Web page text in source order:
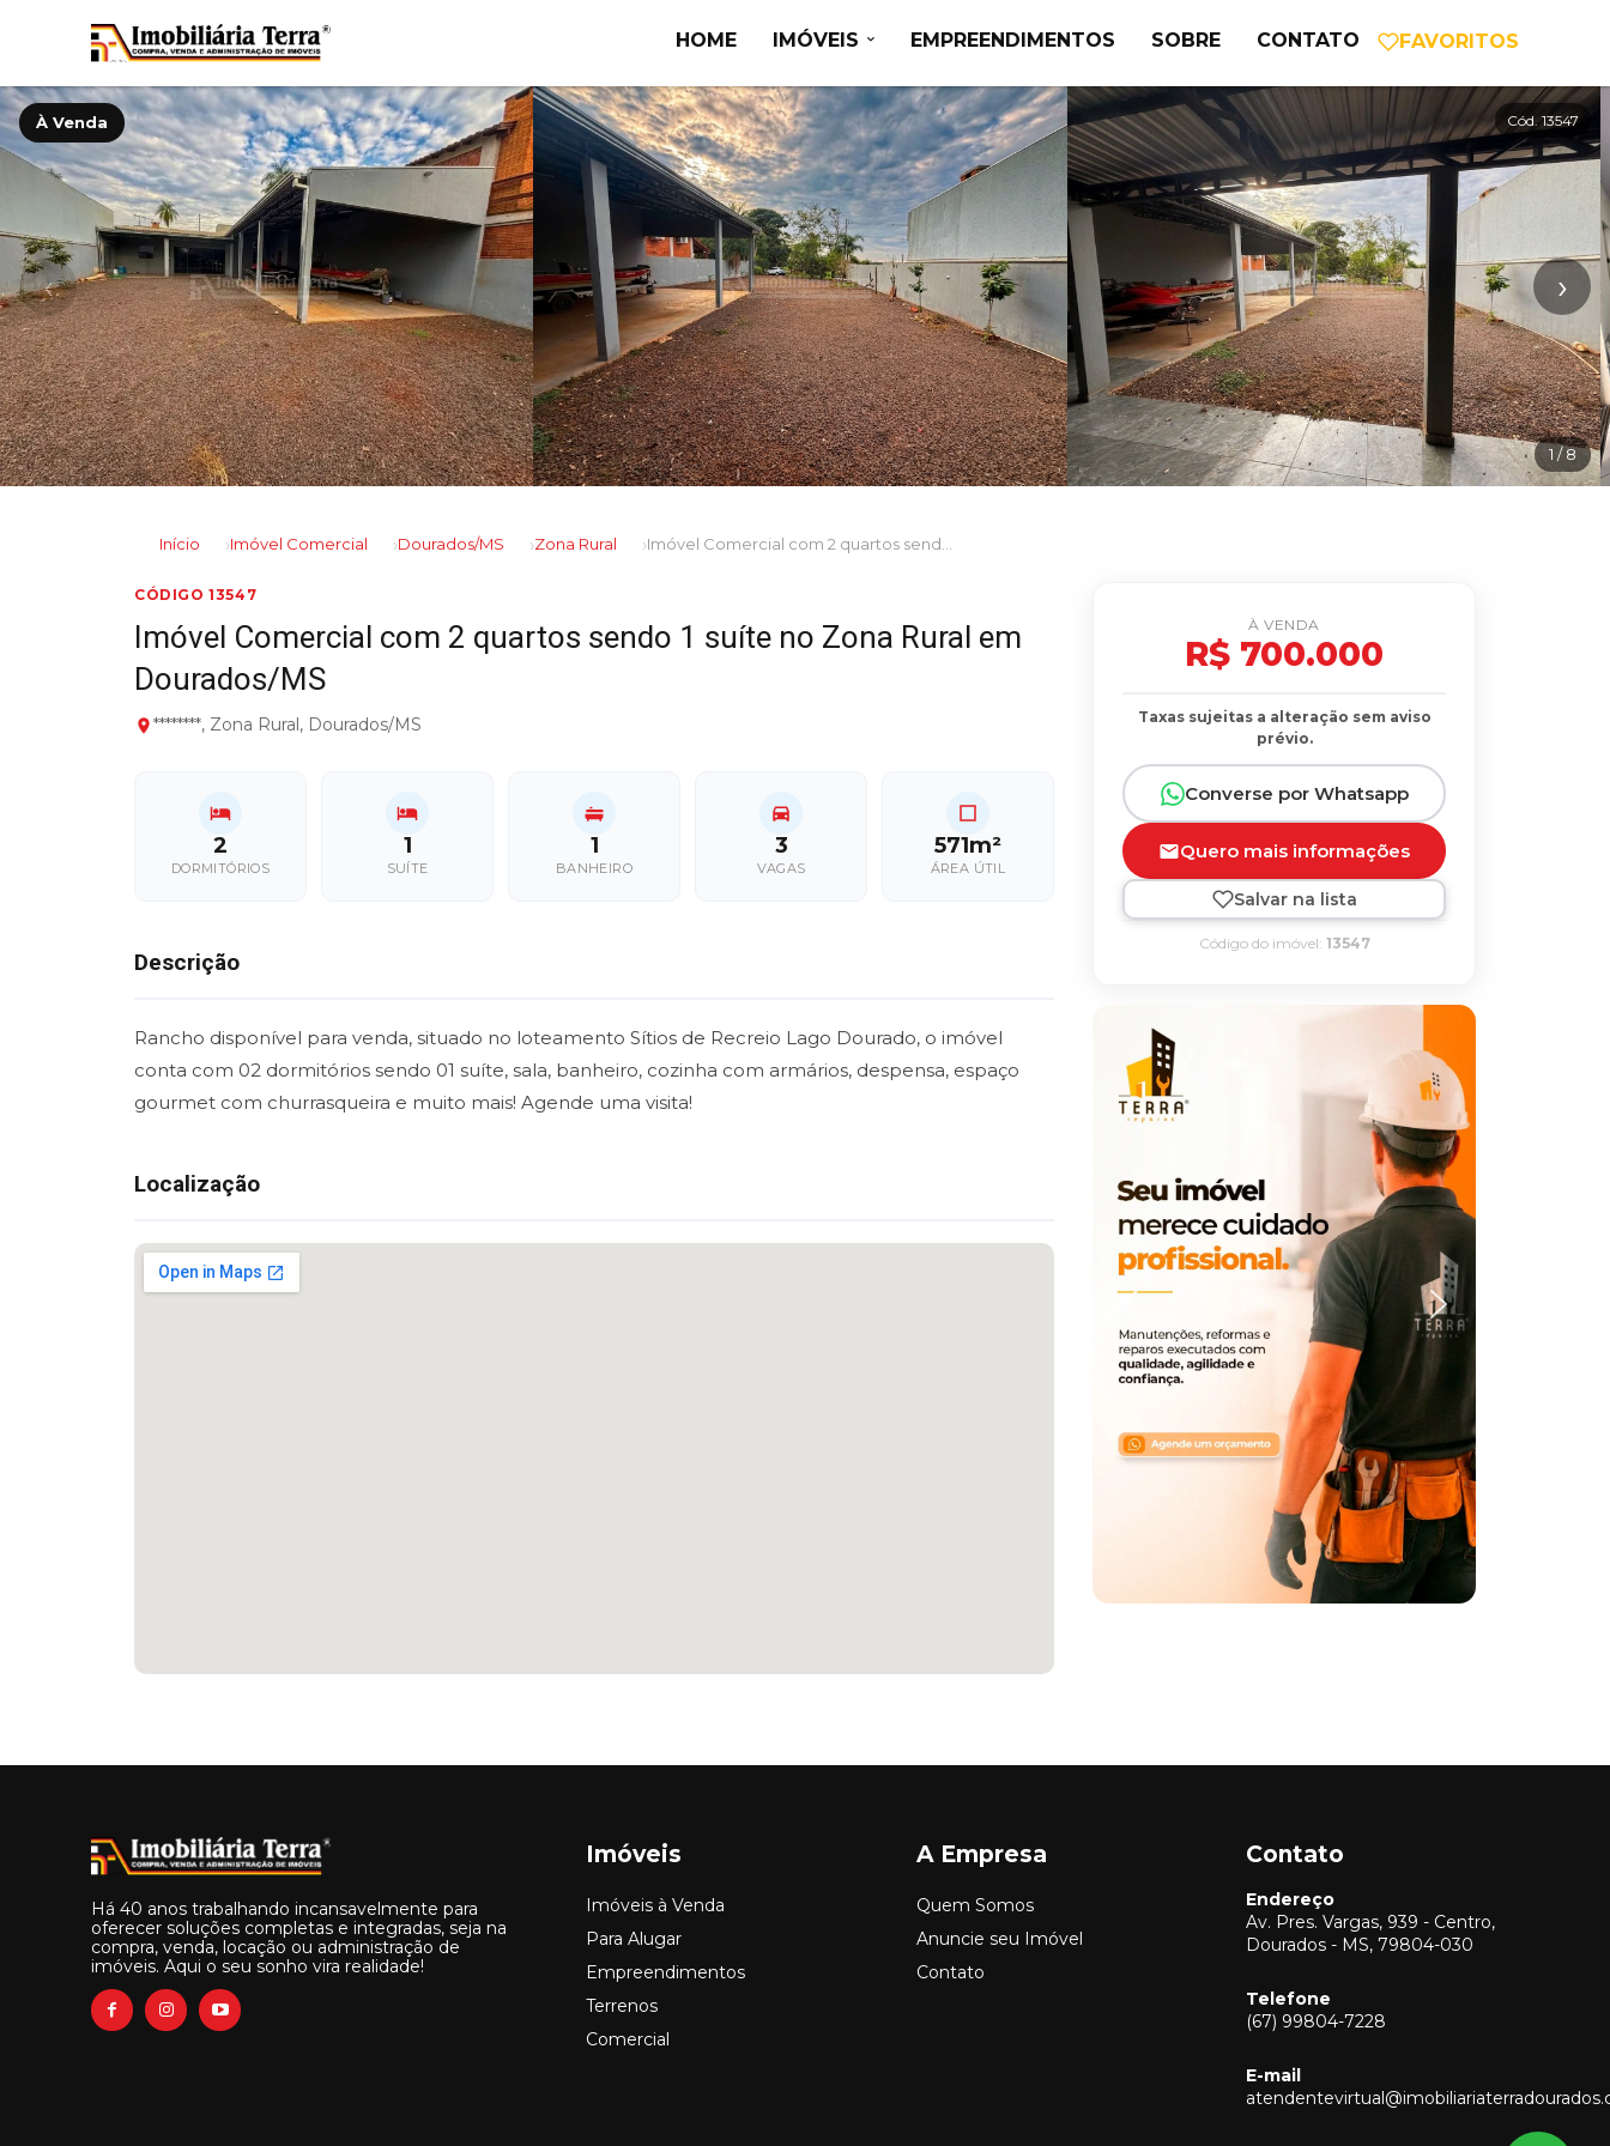
HOME IMÓVEIS EMPREENDIMENTOS SOBRE CONTATO FAVORITOS
À Venda Cód. 13547
‹ ›
1 / 8
Início Imóvel Comercial Dourados/MS Zona Rural
CÓDIGO 13547
Imóvel Comercial com 2 quartos sendo 1 suíte no Zona Rural em
Dourados/MS
********, Zona Rural, Dourados/MS
2
DORMITÓRIOS
1
SUÍTE
1
BANHEIRO
3
VAGAS
571m²
ÁREA ÚTIL
Descrição
Rancho disponível para venda, situado no loteamento Sítios de Recreio Lago Dourado, o imóvel
conta com 02 dormitórios sendo 01 suíte, sala, banheiro, cozinha com armários, despensa, espaço
gourmet com churrasqueira e muito mais! Agende uma visita!
Localização
À VENDA
R$ 700.000
Taxas sujeitas a alteração sem aviso
prévio.
Converse por Whatsapp
Quero mais informações
Salvar na lista
Código do imóvel: 13547
Há 40 anos trabalhando incansavelmente para
oferecer soluções completas e integradas, seja na
compra, venda, locação ou administração de
imóveis. Aqui o seu sonho vira realidade!
Imóveis
Imóveis à Venda
Para Alugar
Empreendimentos
Terrenos
Comercial
A Empresa
Quem Somos
Anuncie seu Imóvel
Contato
Contato
Endereço
Av. Pres. Vargas, 939 - Centro,
Dourados - MS, 79804-030
Telefone
(67) 99804-7228
E-mail